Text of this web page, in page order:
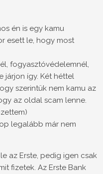
én is egy kamu
esett le, hogy most
fogyasztóvédelemnél,
járjon így. Két héttel
szerintük nem kamu az
az oldal scam lenne.
legalább már nem
az Erste, pedig igen csak
fizetek. Az Erste Bank